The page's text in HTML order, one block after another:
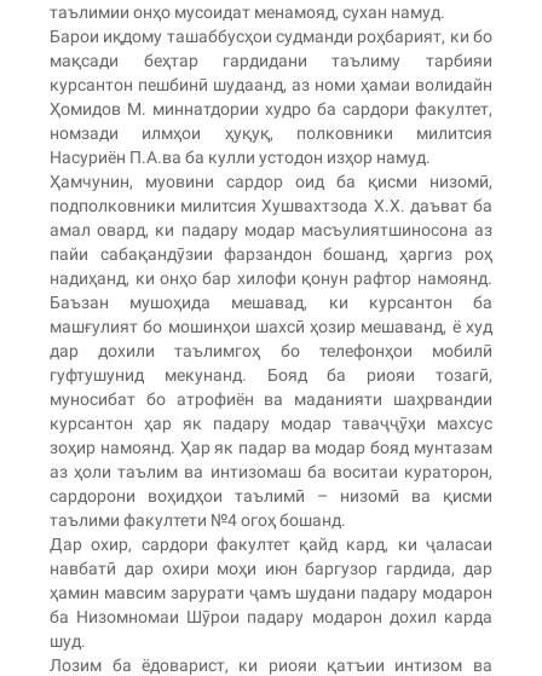
таълимии онҳо мусоидат менамояд, сухан намуд.
Барои иқдому ташаббусҳои судманди роҳбарият, ки бо
мақсади беҳтар гардидани таълиму тарбияи
курсантон пешбинӣ шудаанд, аз номи ҳамаи волидайн
Ҳомидов М. миннатдории худро ба сардори факултет,
номзади илмҳои ҳуқуқ, полковники милитсия
Насуриён П.А.ва ба кулли устодон изҳор намуд.
Ҳамчунин, муовини сардор оид ба қисми низомӣ,
подполковники милитсия Хушвахтзода Х.Х. даъват ба
амал овард, ки падару модар масъулиятшиносона аз
пайи сабақандӯзии фарзандон бошанд, ҳаргиз роҳ
надиҳанд, ки онҳо бар хилофи қонун рафтор намоянд.
Баъзан мушоҳида мешавад, ки курсантон ба
машғулият бо мошинҳои шахсӣ ҳозир мешаванд, ё худ
дар дохили таълимгоҳ бо телефонҳои мобилӣ
гуфтушунид мекунанд. Бояд ба риояи тозагӣ,
муносибат бо атрофиён ва маданияти шаҳрвандии
курсантон ҳар як падару модар таваҷҷӯҳи махсус
зоҳир намоянд. Ҳар як падар ва модар бояд мунтазам
аз ҳоли таълим ва интизомаш ба воситаи кураторон,
сардорони воҳидҳои таълимӣ – низомӣ ва қисми
таълими факултети №4 огоҳ бошанд.
Дар охир, сардори факултет қайд кард, ки ҷаласаи
навбатӣ дар охири моҳи июн баргузор гардида, дар
ҳамин мавсим зарурати ҷамъ шудани падару модарон
ба Низомномаи Шӯрои падару модарон дохил карда
шуд.
Лозим ба ёдоварист, ки риояи қатъии интизом ва